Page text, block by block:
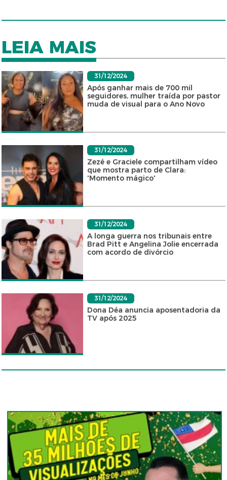
LEIA MAIS
31/12/2024
Após ganhar mais de 700 mil
seguidores, mulher traída por pastor
muda de visual para o Ano Novo
31/12/2024
Zezé e Graciele compartilham vídeo
que mostra parto de Clara:
'Momento mágico'
31/12/2024
A longa guerra nos tribunais entre
Brad Pitt e Angelina Jolie encerrada
com acordo de divórcio
31/12/2024
Dona Déa anuncia aposentadoria da
TV após 2025